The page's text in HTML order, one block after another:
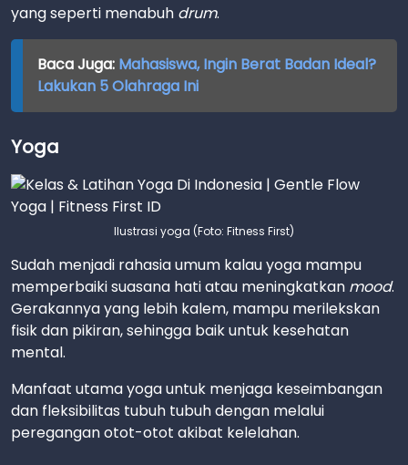
yang seperti menabuh drum.
Baca Juga: Mahasiswa, Ingin Berat Badan Ideal?
Lakukan 5 Olahraga Ini
Yoga
Ilustrasi yoga (Foto: Fitness First)
Sudah menjadi rahasia umum kalau yoga mampu
memperbaiki suasana hati atau meningkatkan mood.
Gerakannya yang lebih kalem, mampu merilekskan
fisik dan pikiran, sehingga baik untuk kesehatan
mental.
Manfaat utama yoga untuk menjaga keseimbangan
dan fleksibilitas tubuh tubuh dengan melalui
peregangan otot-otot akibat kelelahan.